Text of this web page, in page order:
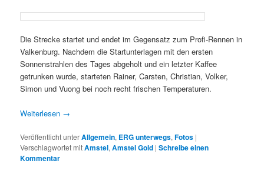
Die Strecke startet und endet im Gegensatz zum Profi-Rennen in
Valkenburg. Nachdem die Startunterlagen mit den ersten
Sonnenstrahlen des Tages abgeholt und ein letzter Kaffee
getrunken wurde, starteten Rainer, Carsten, Christian, Volker,
Simon und Vuong bei noch recht frischen Temperaturen.
Weiterlesen →
Veröffentlicht unterAllgemein, ERG unterwegs,Fotos |
Verschlagwortet mitAmstel,Amstel Gold |Schreibe einen
Kommentar